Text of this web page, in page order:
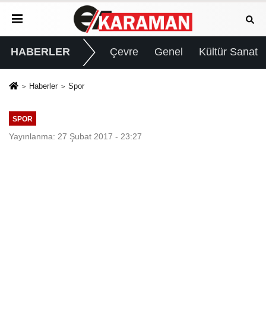
HABERLER Çevre Genel Kültür Sanat
Haberler Spor
SPOR
Yayınlanma: 27 Şubat 2017 - 23:27